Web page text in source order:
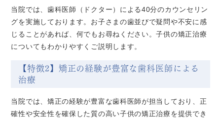
当院では、歯科医師（ドクター）による40分のカウンセリン
グを実施しております。お子さまの歯並びで疑問や不安に感
じることがあれば、何でもお尋ねください。子供の矯正治療
についてもわかりやすくご説明します。
【特徴2】矯正の経験が豊富な歯科医師による
治療
当院では、矯正の経験が豊富な歯科医師が担当しており、正
確性や安全性を確保した質の高い子供の矯正治療を提供でき